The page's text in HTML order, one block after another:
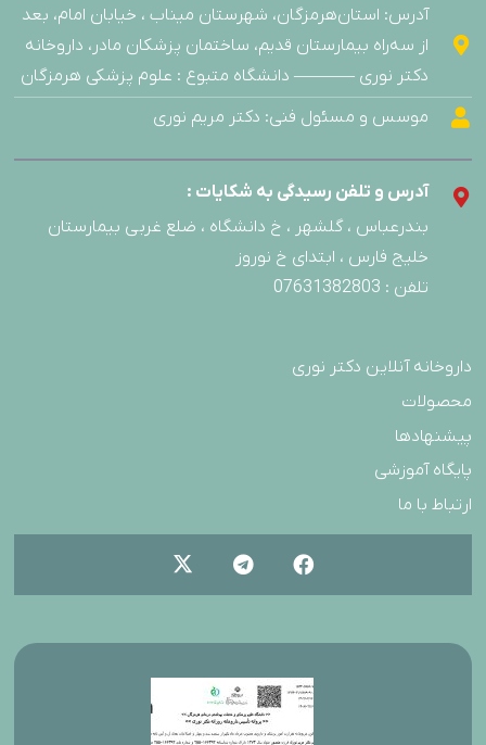
آدرس: استان‌هرمزگان، شهرستان میناب ، خیابان امام، بعد
از سه‌راه بیمارستان قدیم، ساختمان پزشکان مادر، داروخانه
دکتر نوری ———– دانشگاه متبوع : علوم پزشکی هرمزگان
موسس و مسئول فنی: دکتر مریم نوری
آدرس و تلفن رسیدگی به شکایات :
بندرعباس ، گلشهر ، خ دانشگاه ، ضلع غربی بیمارستان
خلیج فارس ، ابتدای خ نوروز
تلفن : 07631382803
داروخانه آنلاین دکتر نوری
محصولات
پیشنهادها
پایگاه آموزشی
ارتباط با ما